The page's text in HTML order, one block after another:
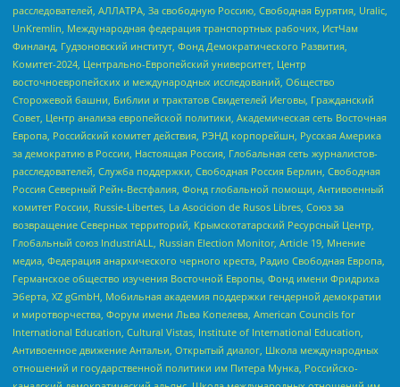
расследователей, АЛЛАТРА, За свободную Россию, Свободная Бурятия, Uralic,
UnKremlin, Международная федерация транспортных рабочих, ИстЧам
Финланд, Гудзоновский институт, Фонд Демократического Развития,
Комитет-2024, Центрально-Европейский университет, Центр
восточноевропейских и международных исследований, Общество
Сторожевой башни, Библии и трактатов Свидетелей Иеговы, Гражданский
Совет, Центр анализа европейской политики, Академическая сеть Восточная
Европа, Российский комитет действия, РЭНД корпорейшн, Русская Америка
за демократию в России, Настоящая Россия, Глобальная сеть журналистов-
расследователей, Служба поддержки, Свободная Россия Берлин, Свободная
Россия Северный Рейн-Вестфалия, Фонд глобальной помощи, Антивоенный
комитет России, Russie-Libertes, La Asocicion de Rusos Libres, Союз за
возвращение Северных территорий, Крымскотатарский Ресурсный Центр,
Глобальный союз IndustriALL, Russian Election Monitor, Article 19, Мнение
медиа, Федерация анархического черного креста, Радио Свободная Европа,
Германское общество изучения Восточной Европы, Фонд имени Фридриха
Эберта, XZ gGmbH, Мобильная академия поддержки гендерной демократии
и миротворчества, Форум имени Льва Копелева, American Councils for
International Education, Cultural Vistas, Institute of International Education,
Антивоенное движение Антальи, Открытый диалог, Школа международных
отношений и государственной политики им Питера Мунка, Российско-